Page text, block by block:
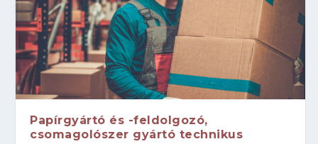
Papírgyártó és -feldolgozó,
csomagolószer gyártó technikus